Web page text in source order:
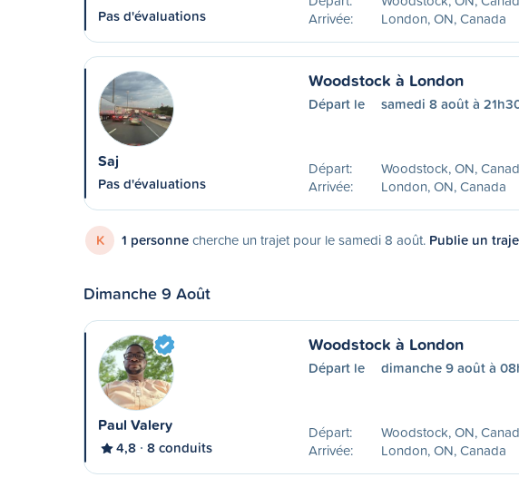
Pas d'évaluations
Arrivée:
London, ON, Canada
Saj
Pas d'évaluations
Woodstock à London
Départ le samedi 8 août à
Départ:
Woodstock, ON,
Arrivée:
London, ON, Canada
K 1 personnecherche un trajet pour le samedi 8 août. Publie un
Dimanche 9 Août
Paul Valery
4,8 8 conduits
Woodstock à London
Départ le dimanche 9 août à
Départ:
Woodstock, ON,
Arrivée:
London, ON, Canada